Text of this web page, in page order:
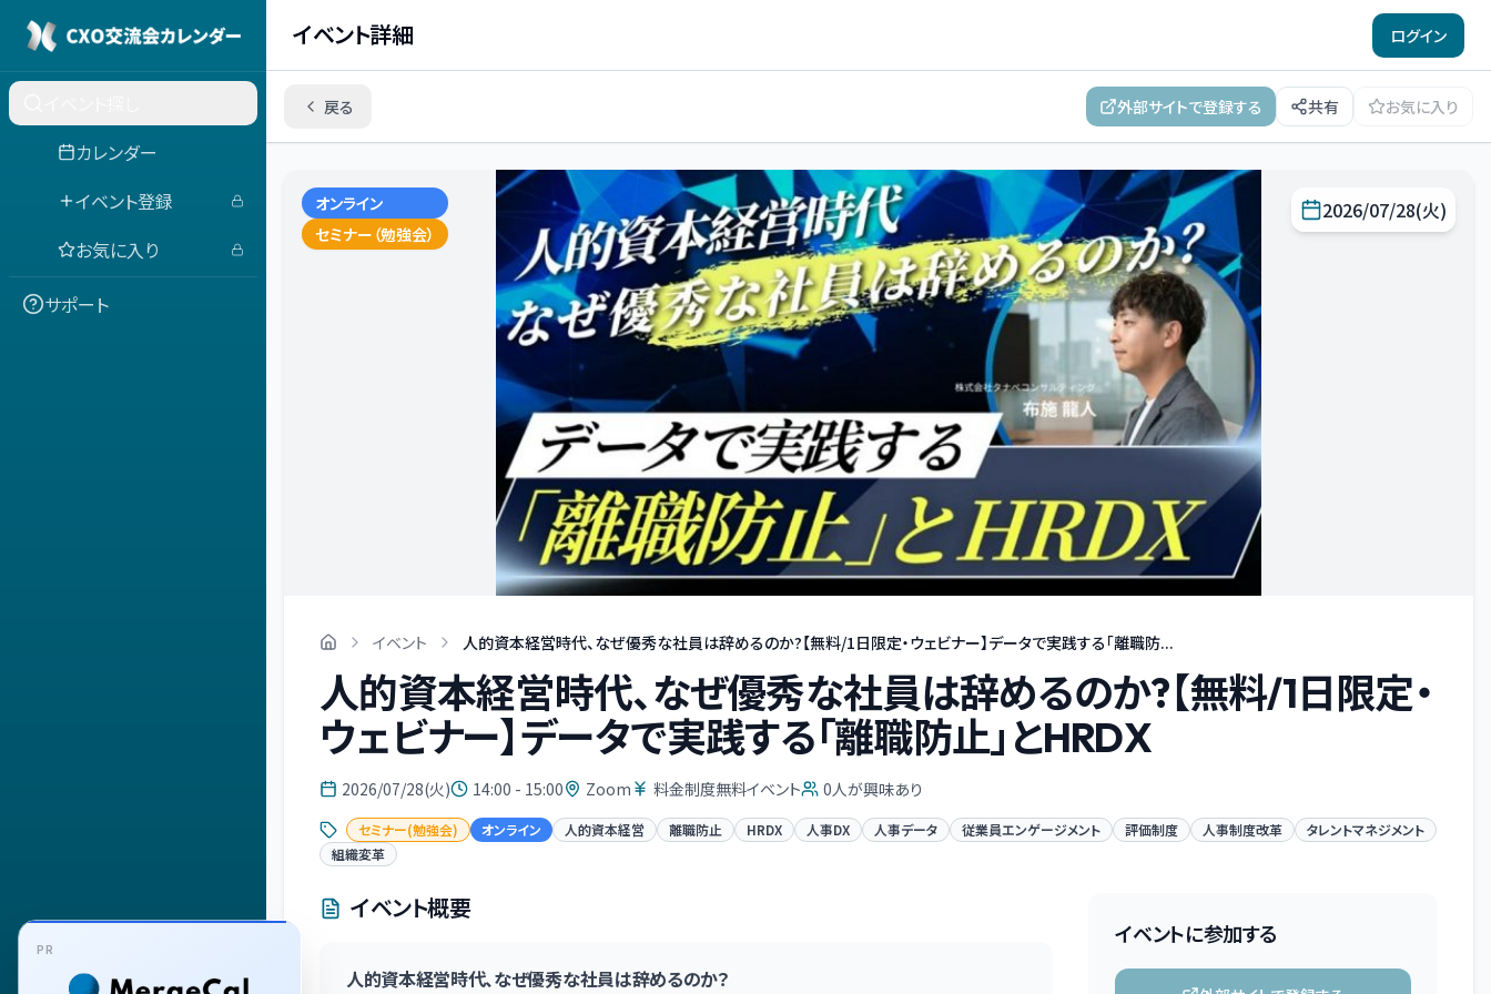
カレンダー
イベント登録
お気に入り
サポート
イベント詳細 ログイン
戻る 外部サイトで登録する 共有 お気に入り
オンライン
セミナー（勉強会）
2026/07/28(火)
イベント 人的資本経営時代、なぜ優秀な社員は辞めるのか?【無料/1日限定・ウェビナー】データで実践する「離職防...
人的資本経営時代、なぜ優秀な社員は辞めるのか?【無料/1日限定・
ウェビナー】データで実践する「離職防止」とHRDX
2026/07/28(火) 14:00 - 15:00 Zoom 料金制度無料イベント 0人が興味あり
セミナー(勉強会) オンライン 人的資本経営 離職防止 HRDX 人事DX 人事データ 従業員エンゲージメント 評価制度 人事制度改革
タレントマネジメント
組織変革
イベント概要
人的資本経営時代、なぜ優秀な社員は辞めるのか？
イベントに参加する
PR